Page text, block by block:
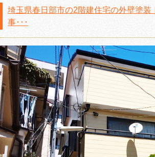
埼玉県春日部市の2階建住宅の外壁塗装
事･･･